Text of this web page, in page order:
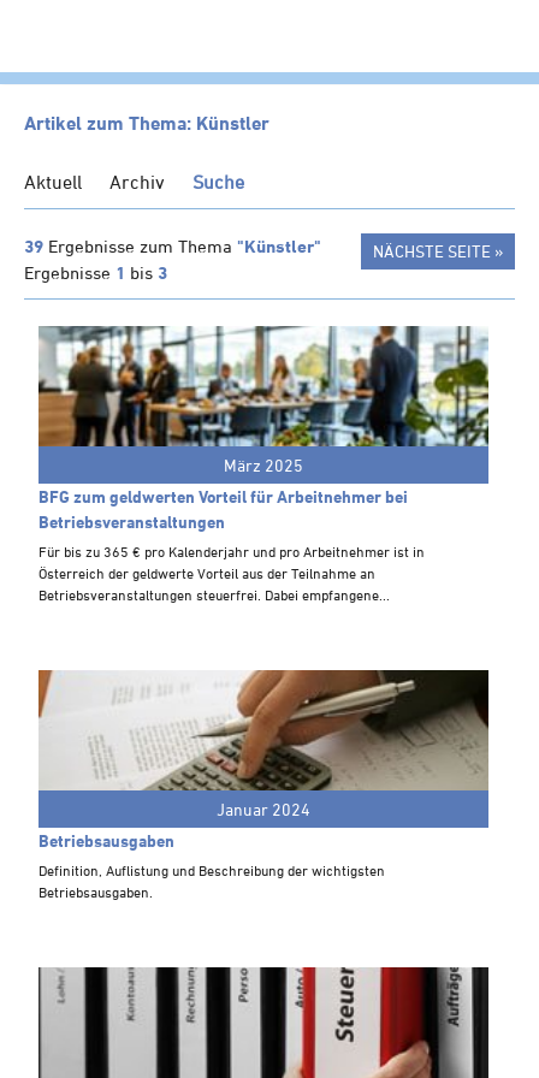
LEISTUNGEN
SERVICE
Klienten-Info
Management-Info
Ärzte-Info
Gastronomie-Info
Vermieter-Info
Steuern A-Z
Artikel zum Thema: Künstler
Aktuell Archiv Suche
39 Ergebnisse zum Thema "Künstler"
Ergebnisse 1 bis 3
NÄCHSTE SEITE »
März 2025
BFG zum geldwerten Vorteil für Arbeitnehmer bei
Betriebsveranstaltungen
Für bis zu 365 € pro Kalenderjahr und pro Arbeitnehmer ist in
Österreich der geldwerte Vorteil aus der Teilnahme an
Betriebsveranstaltungen steuerfrei. Dabei empfangene...
Januar 2024
Betriebsausgaben
Definition, Auflistung und Beschreibung der wichtigsten
Betriebsausgaben.